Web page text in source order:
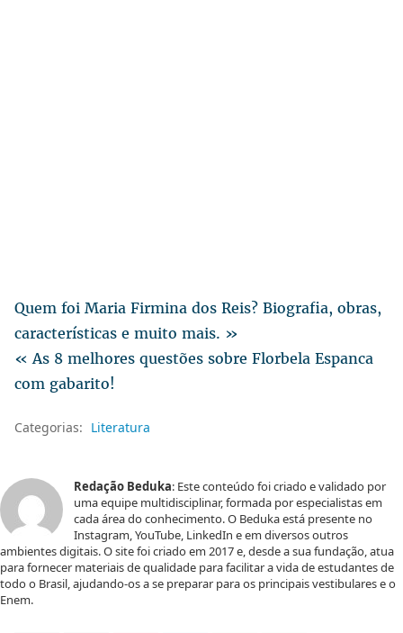
Quem foi Maria Firmina dos Reis? Biografia, obras,
características e muito mais. »
« As 8 melhores questões sobre Florbela Espanca
com gabarito!
Categorias: Literatura
Redação Beduka: Este conteúdo foi criado e validado por
uma equipe multidisciplinar, formada por especialistas em
cada área do conhecimento. O Beduka está presente no
Instagram, YouTube, LinkedIn e em diversos outros
ambientes digitais. O site foi criado em 2017 e, desde a sua fundação, atua
para fornecer materiais de qualidade para facilitar a vida de estudantes de
todo o Brasil, ajudando-os a se preparar para os principais vestibulares e o
Enem.